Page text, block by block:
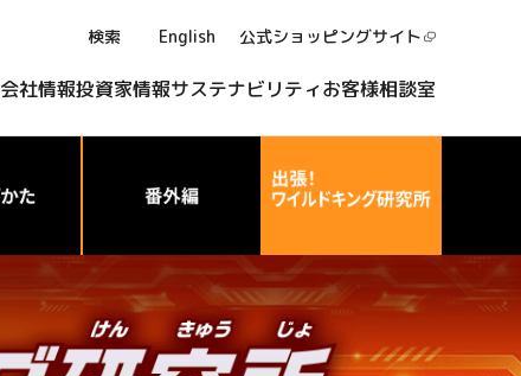
検索 English 公式ショッピングサイト
会社情報投資家情報サステナビリティお客様相談室